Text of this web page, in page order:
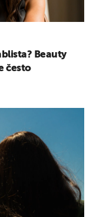
Beauty
često